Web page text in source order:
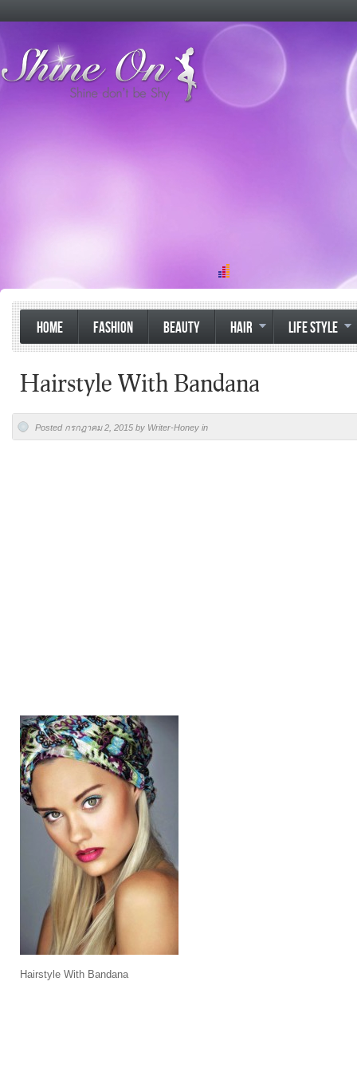
HOME FASHION BEAUTY HAIR LIFE STYLE
Hairstyle With Bandana
Posted กรกฎาคม 2, 2015 by Writer-Honey in
Hairstyle With Bandana